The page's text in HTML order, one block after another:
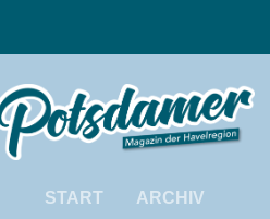
START ARCHIV